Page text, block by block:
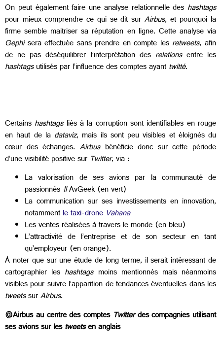
On peut également faire une analyse relationnelle des hashtags
pour mieux comprendre ce qui se dit surAirbus, et pourquoi la
firme semble maitriser sa réputation en ligne. Cette analyse via
Gephisera effectuée sans prendre en compte les retweets, afin
de ne pas déséquilibrer l’interprétation des relationsentre les
hashtagsutilisés par l’influence des comptes ayanttwitté.
Certains hashtagsliés à la corruption sont identifiables en rouge
en haut de la dataviz, mais ils sont peu visibles et éloignés du
cœur des échanges. Airbusbénéficie donc sur cette période
d’une visibilité positive sur Twitter, via :
La valorisation de ses avions par la communauté de
passionnés #AvGeek (en vert)
La communication sur ses investissements en innovation,
notammentle taxi-drone Vahana
Les ventes réalisées à travers le monde (en bleu)
L’attractivité de l’entreprise et de son secteur en tant
qu’employeur (en orange).
À noter que sur une étude de long terme, il serait intéressant de
cartographier les hashtagsmoins mentionnés mais néanmoins
visibles pour suivre l’apparition de tendances éventuelles dans les
tweetssurAirbus.
@Airbus au centre des comptes Twitterdes compagnies utilisant
ses avions sur lestweetsen anglais